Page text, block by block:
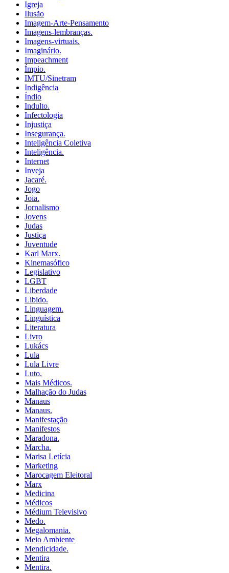
Igreja
Ilusão
Imagem-Arte-Pensamento
Imagens-lembranças.
Imagens-virtuais.
Imaginário.
Impeachment
Ímpio.
IMTU/Sinetram
Indigência
Índio
Indulto.
Infectologia
Injustiça
Insegurança.
Inteligência Coletiva
Inteligência.
Internet
Inveja
Jacaré.
Jogo
Joia.
Jornalismo
Jovens
Judas
Justiça
Juventude
Karl Marx.
Kinemasófico
Legislativo
LGBT
Liberdade
Libido.
Linguagem.
Linguística
Literatura
Livro
Lukács
Lula
Lula Livre
Luto.
Mais Médicos.
Malhação do Judas
Manaus
Manaus.
Manifestação
Manifestos
Maradona.
Marcha.
Marisa Letícia
Marketing
Marocagem Eleitoral
Marx
Medicina
Médicos
Médium Televisivo
Medo.
Megalomania.
Meio Ambiente
Mendicidade.
Mentira
Mentira.